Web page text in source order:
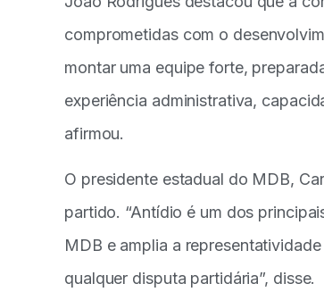
comprometidas com o
montar uma equipe forte,
experiência administrativa,
afirmou.
O presidente estadual do MDB,
partido. “Antídio é um dos
MDB e amplia a
qualquer disputa partidária”, disse.